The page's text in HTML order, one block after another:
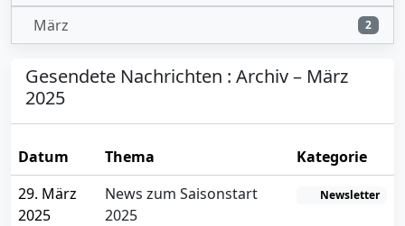
März 2
Gesendete Nachrichten : Archiv – März
2025
Datum Thema
Kategorie
29. März
2025
News zum Saisonstart
2025
Newsletter